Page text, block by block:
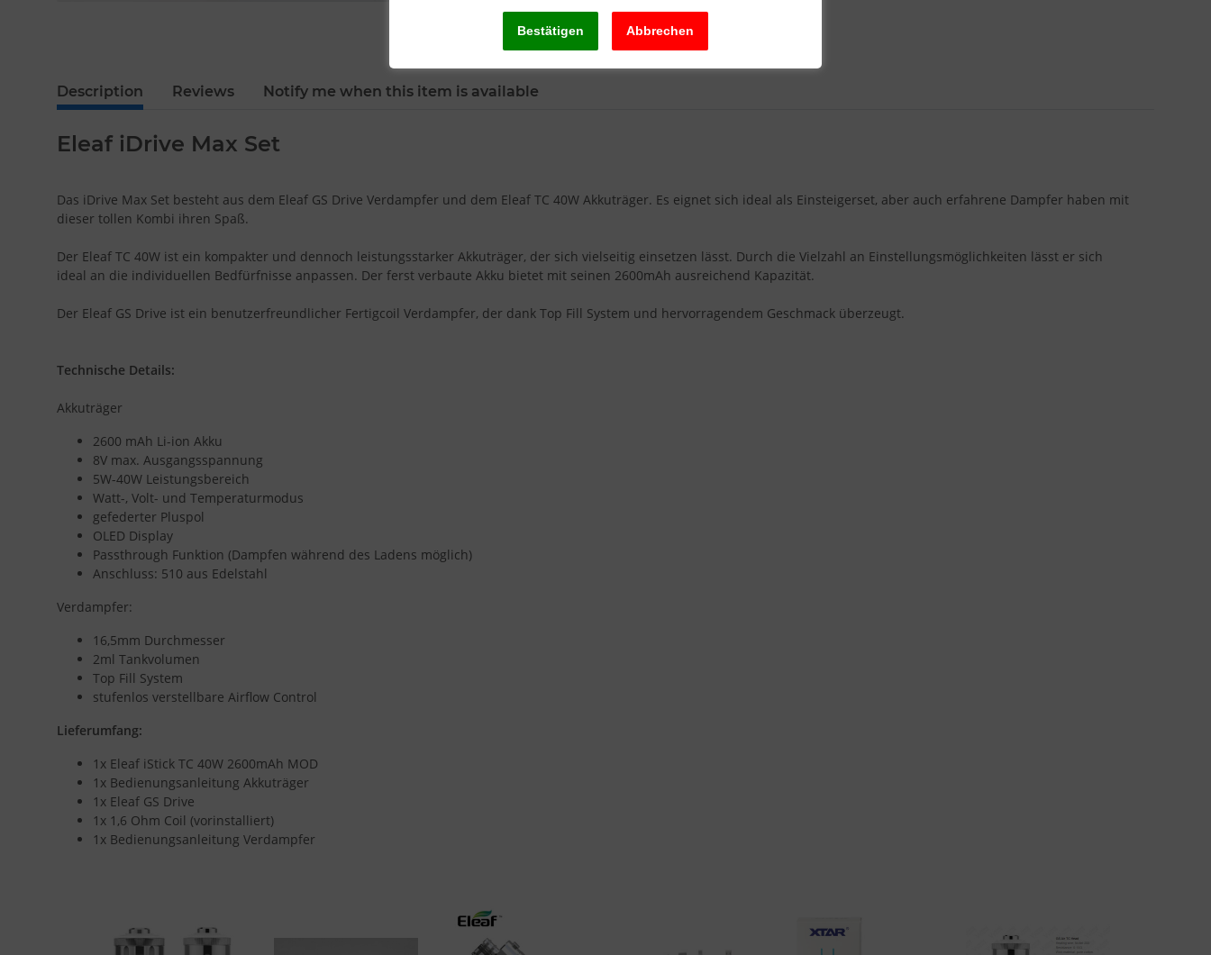
Description Reviews Notify me when this item is available
Eleaf iDrive Max Set
Das iDrive Max Set besteht aus dem Eleaf GS Drive Verdampfer und dem Eleaf TC 40W Akkuträger. Es eignet sich ideal als Einsteigerset, aber auch erfahrene Dampfer haben mit
dieser tollen Kombi ihren Spaß.
Der Eleaf TC 40W ist ein kompakter und dennoch leistungsstarker Akkuträger, der sich vielseitig einsetzen lässt. Durch die Vielzahl an Einstellungsmöglichkeiten lässt er sich
ideal an die individuellen Bedfürfnisse anpassen. Der ferst verbaute Akku bietet mit seinen 2600mAh ausreichend Kapazität.
Der Eleaf GS Drive ist ein benutzerfreundlicher Fertigcoil Verdampfer, der dank Top Fill System und hervorragendem Geschmack überzeugt.
Technische Details:
Akkuträger
2600 mAh Li-ion Akku
8V max. Ausgangsspannung
5W-40W Leistungsbereich
Watt-, Volt- und Temperaturmodus
gefederter Pluspol
OLED Display
Passthrough Funktion (Dampfen während des Ladens möglich)
Anschluss: 510 aus Edelstahl
Verdampfer:
16,5mm Durchmesser
2ml Tankvolumen
Top Fill System
stufenlos verstellbare Airflow Control
Lieferumfang:
1x Eleaf iStick TC 40W 2600mAh MOD
1x Bedienungsanleitung Akkuträger
1x Eleaf GS Drive
1x 1,6 Ohm Coil (vorinstalliert)
1x Bedienungsanleitung Verdampfer